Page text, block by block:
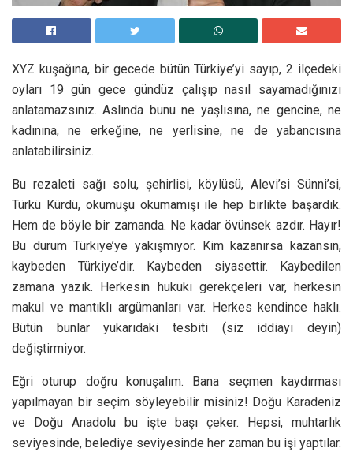
XYZ kuşağına, bir gecede bütün Türkiye’yi sayıp, 2 ilçedeki
oyları 19 gün gece gündüz çalışıp nasıl sayamadığınızı
anlatamazsınız. Aslında bunu ne yaşlısına, ne gencine, ne
kadınına, ne erkeğine, ne yerlisine, ne de yabancısına
anlatabilirsiniz.
Bu rezaleti sağı solu, şehirlisi, köylüsü, Alevi’si Sünni’si,
Türkü Kürdü, okumuşu okumamışı ile hep birlikte başardık.
Hem de böyle bir zamanda. Ne kadar övünsek azdır. Hayır!
Bu durum Türkiye’ye yakışmıyor. Kim kazanırsa kazansın,
kaybeden Türkiye’dir. Kaybeden siyasettir. Kaybedilen
zamana yazık. Herkesin hukuki gerekçeleri var, herkesin
makul ve mantıklı argümanları var. Herkes kendince haklı.
Bütün bunlar yukarıdaki tesbiti (siz iddiayı deyin)
değiştirmiyor.
Eğri oturup doğru konuşalım. Bana seçmen kaydırması
yapılmayan bir seçim söyleyebilir misiniz! Doğu Karadeniz
ve Doğu Anadolu bu işte başı çeker. Hepsi, muhtarlık
seviyesinde, belediye seviyesinde her zaman bu işi yaptılar.